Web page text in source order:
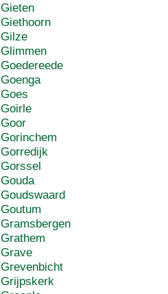
Gieten
Giethoorn
Gilze
Glimmen
Goedereede
Goenga
Goes
Goirle
Goor
Gorinchem
Gorredijk
Gorssel
Gouda
Goudswaard
Goutum
Gramsbergen
Grathem
Grave
Grevenbicht
Grijpskerk